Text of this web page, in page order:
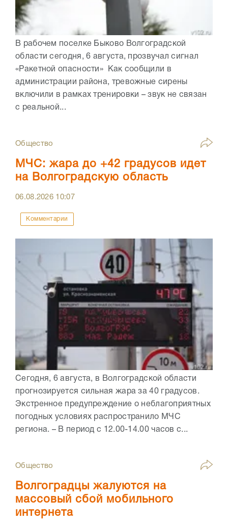
В рабочем поселке Быково Волгоградской
области сегодня, 6 августа, прозвучал сигнал
«Ракетной опасности» Как сообщили в
администрации района, тревожные сирены
включили в рамках тренировки – звук не связан
с реальной...
Общество
МЧС: жара до +42 градусов идет
на Волгоградскую область
06.08.2026 10:07
Комментарии
Сегодня, 6 августа, в Волгоградской области
прогнозируется сильная жара за 40 градусов.
Экстренное предупреждение о неблагоприятных
погодных условиях распространило МЧС
региона. – В период с 12.00-14.00 часов с...
Общество
Волгоградцы жалуются на
массовый сбой мобильного
интернета